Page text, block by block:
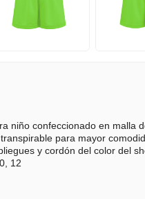
niño confeccionado en malla
para mayor
y cordón del color del
12